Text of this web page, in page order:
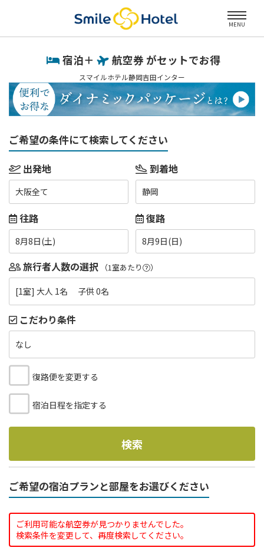
MENU
宿泊＋ 航空券 がセットでお得
スマイルホテル静岡吉田インター
ご希望の条件にて検索してください
出発地
大阪全て
到着地
静岡
往路
8月8日(土)
復路
8月9日(日)
旅行者人数の選択 （1室あたり ）
[1室] 大人 1名 子供 0名
こだわり条件
なし
復路便を変更する
宿泊日程を指定する
検索
ご希望の宿泊プランと部屋をお選びください
ご利用可能な航空券が見つかりませんでした。
検索条件を変更して、再度検索してください。